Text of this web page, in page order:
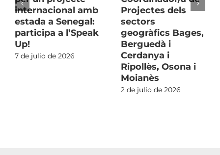
internacional amb
estada a Senegal:
participa a l’Speak
Up!
7 de julio de 2026
Projectes dels
sectors
geogràfics Bages,
Berguedà i
Cerdanya i
Ripollès, Osona i
Moianès
2 de julio de 2026